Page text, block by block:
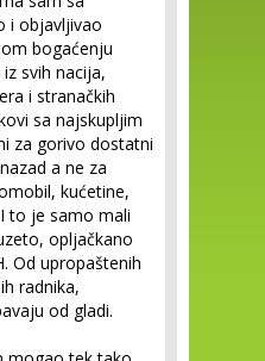
i objavljivao
bogaćenju
svih nacija,
i stranačkih
sa najskupljim
za gorivo dostatni
a ne za
kućetine,
to je samo mali
opljačkano
Od upropaštenih
radnika,
od gladi.